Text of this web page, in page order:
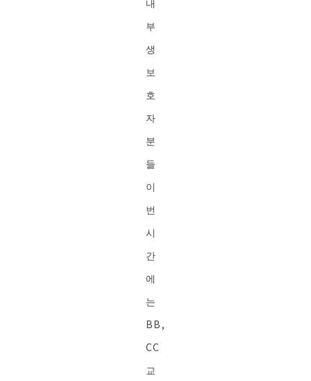
내
부
생
보
호
자
분
들
이
번
시
간
에
는
BB,
CC
교